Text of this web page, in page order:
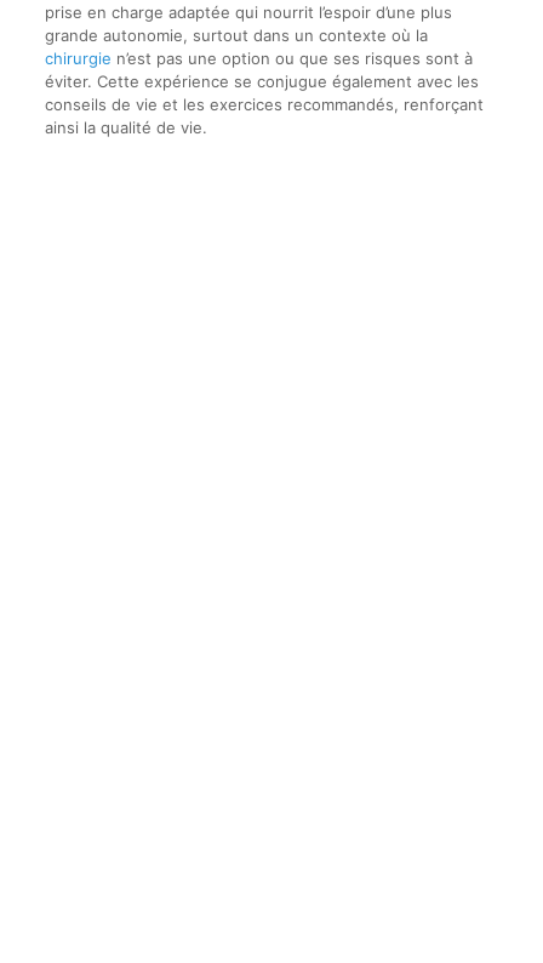
prise en charge adaptée qui nourrit l’espoir d’une plus
grande autonomie, surtout dans un contexte où la
chirurgie n’est pas une option ou que ses risques sont à
éviter. Cette expérience se conjugue également avec les
conseils de vie et les exercices recommandés, renforçant
ainsi la qualité de vie.